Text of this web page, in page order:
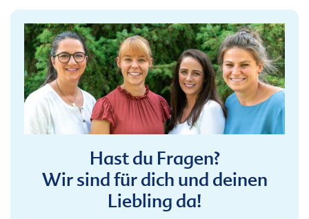
Hast du Fragen?
Wir sind für dich und deinen
Liebling da!